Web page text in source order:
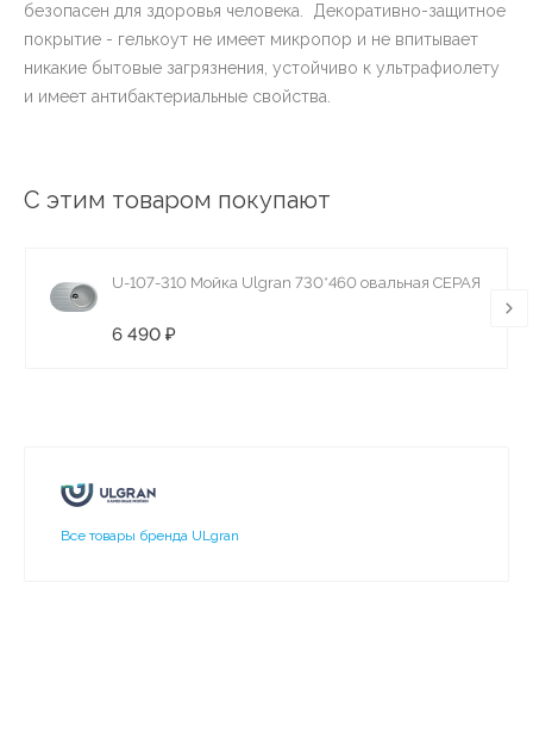
безопасен для здоровья человека. Декоративно-защитное
покрытие - гелькоут не имеет микропор и не впитывает
никакие бытовые загрязнения, устойчиво к ультрафиолету
и имеет антибактериальные свойства.
С этим товаром покупают
U-107-310 Мойка Ulgran 730*460 овальная СЕРАЯ
6 490 ₽
Все товары бренда ULgran